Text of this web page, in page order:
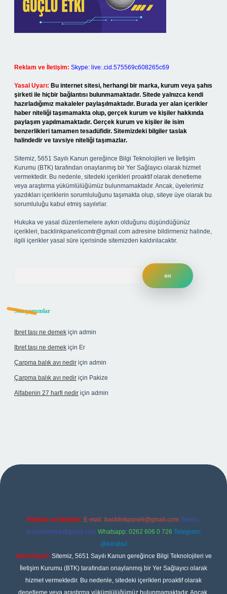
Reklam ve İletişim: Skype: live:.cid.575569c608265c69
Yasal Uyarı: Bu internet sitesi, herhangi bir marka, kurum veya şahıs
şirketi ile hiçbir bağlantısı bulunmamaktadır. Sitede yalnızca kendi
hazırladığımız makaleler paylaşılmaktadır. Burada yer alan içerikler
haber niteliği taşımamakta olup, gerçek kurum ve kişiler hakkında
paylaşım yapılmamaktadır. Gerçek kurum ve kişiler ile isim
benzerlikleri tamamen tesadüfidir. Sitemizdeki bilgiler taslak
halindedir ve tavsiye niteliği taşımazlar.
Sitemiz, 5651 Sayılı Kanun gereğince Bilgi Teknolojileri ve İletişim
Kurumu (BTK) tarafından onaylanmış bir Yer Sağlayıcı olarak hizmet
vermektedir. Bu nedenle, sitedeki içerikleri proaktif olarak denetleme
veya araştırma yükümlülüğümüz bulunmamaktadır. Ancak, üyelerimiz
yazdıkları içeriklerin sorumluluğunu taşımakta olup, siteye üye olarak bu
sorumluluğu kabul etmiş sayılırlar.
Hukuka ve yasal düzenlemelere aykırı olduğunu düşündüğünüz
içerikleri, backlinkpanelicomtr@gmail.com adresine bildirmeniz halinde,
ilgili içerikler yasal süre içerisinde sitemizden kaldırılacaktır.
Son yorumlar
Ibret taşı ne demek için admin
Ibret taşı ne demek için Er
Çarpma balık avı nedir için admin
Çarpma balık avı nedir için Pakize
Alfabenin 27 harfi nedir için admin
giriş
Reklam ve İletişim: E-mail: backlinkpaneli@gmail.com Teams:
forumhizmeti@gmail.com Whatsapp: 0262 606 0 726 Telegram:
@karabul
Yasal Uyarı: Sitemiz, 5651 Sayılı Kanun gereğince Bilgi Teknolojileri ve
İletişim Kurumu (BTK) tarafından onaylanmış bir Yer Sağlayıcı olarak
hizmet vermektedir. Bu nedenle, sitedeki içerikleri proaktif olarak
denetleme veya araştırma yükümlülüğümüz bulunmamaktadır. Ancak,